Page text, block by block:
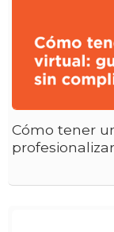
Cómo tener